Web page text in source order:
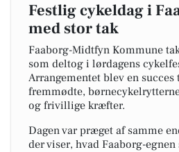
Festlig cykeldag i
med stor tak
Faaborg-Midtfyn Kommune
som deltog i lørdagens
Arrangementet blev en
fremmødte,
og frivillige kræfter.
Dagen var præget af samme
der viser, hvad Faaborg-